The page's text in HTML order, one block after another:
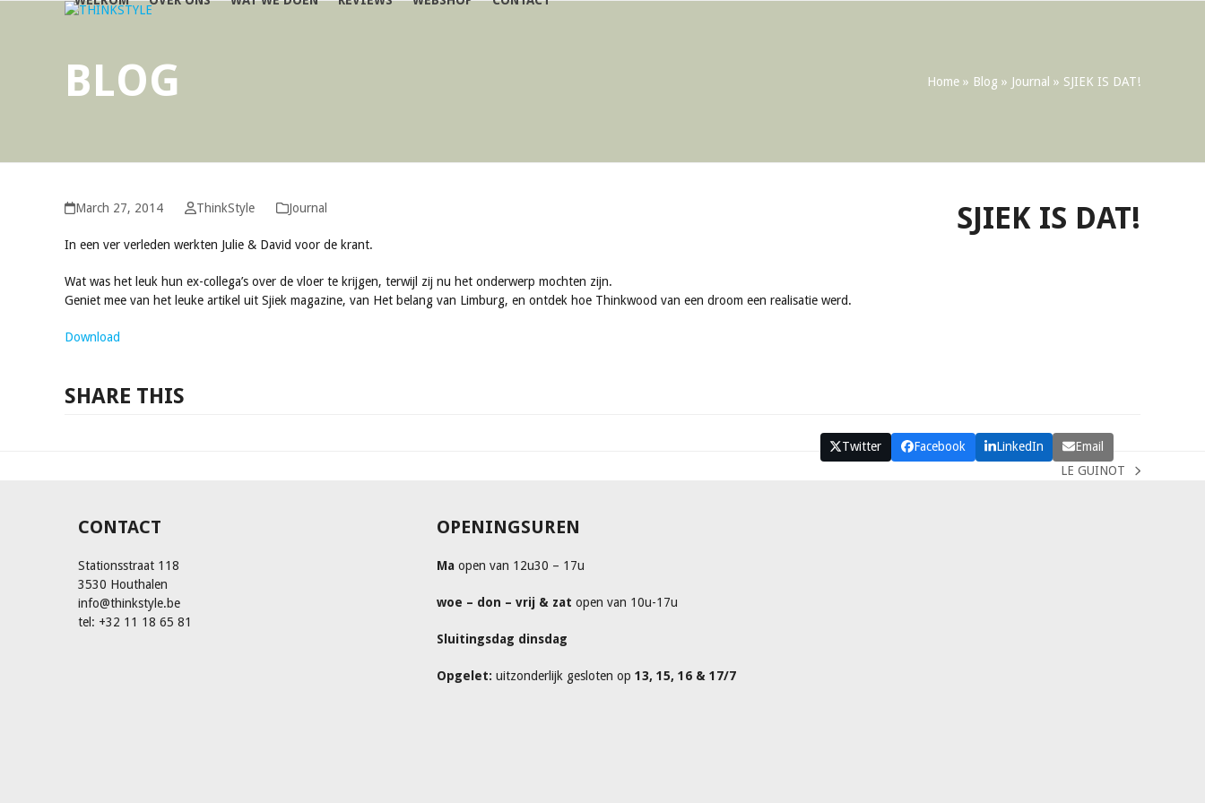
BLOG Home » Blog » Journal » SJIEK IS DAT!
SJIEK IS DAT!
March 27, 2014 ThinkStyle Journal
In een ver verleden werkten Julie & David voor de krant.
Wat was het leuk hun ex-collega’s over de vloer te krijgen, terwijl zij nu het onderwerp mochten zijn.
Geniet mee van het leuke artikel uit Sjiek magazine, van Het belang van Limburg, en ontdek hoe Thinkwood van een droom een realisatie werd.
Download
SHARE THIS
Twitter Facebook LinkedIn Email
LE GUINOT
CONTACT
Stationsstraat 118
3530 Houthalen
info@thinkstyle.be
tel: +32 11 18 65 81
OPENINGSUREN
Ma open van 12u30 – 17u
woe – don – vrij & zat open van 10u-17u
Sluitingsdag dinsdag
Opgelet: uitzonderlijk gesloten op 13, 15, 16 & 17/7